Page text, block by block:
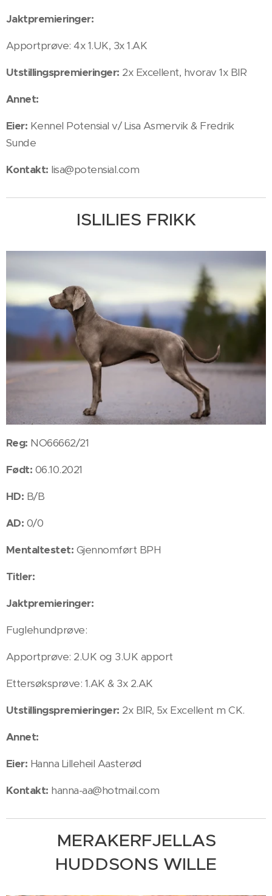
Jaktpremieringer:
Apportprøve: 4x 1.UK, 3x 1.AK
Utstillingspremieringer: 2x Excellent, hvorav 1x BIR
Annet:
Eier: Kennel Potensial v/ Lisa Asmervik & Fredrik
Sunde
Kontakt: lisa@potensial.com
ISLILIES FRIKK
Reg: NO66662/21
Født: 06.10.2021
HD: B/B
AD: 0/0
Mentaltestet: Gjennomført BPH
Titler:
Jaktpremieringer:
Fuglehundprøve:
Apportprøve: 2.UK og 3.UK apport
Ettersøksprøve: 1.AK & 3x 2.AK
Utstillingspremieringer: 2x BIR, 5x Excellent m CK.
Annet:
Eier: Hanna Lilleheil Aasterød
Kontakt: hanna-aa@hotmail.com
MERAKERFJELLAS
HUDDSONS WILLE